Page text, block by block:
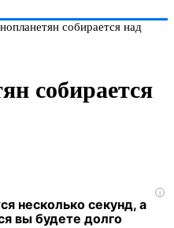
собирается над
собирается
i
несколько секунд, а
вы будете долго